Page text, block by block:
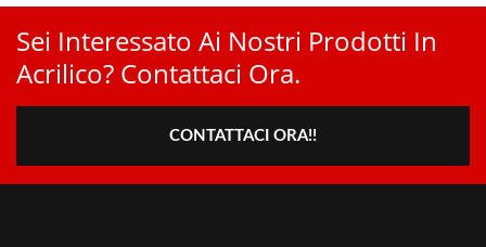
Sei Interessato Ai Nostri Prodotti In
Acrilico? Contattaci Ora.
CONTATTACI ORA!!